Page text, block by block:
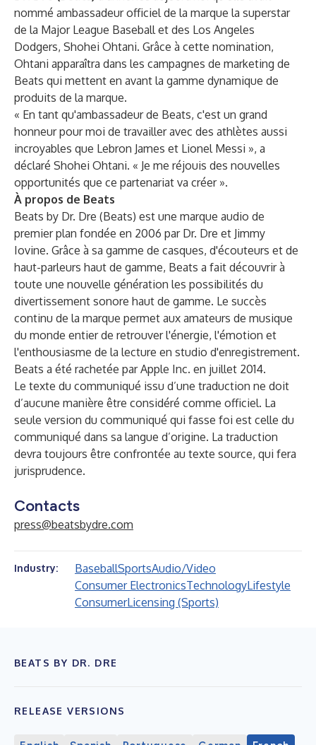
nommé ambassadeur officiel de la marque la superstar
de la Major League Baseball et des Los Angeles
Dodgers, Shohei Ohtani. Grâce à cette nomination,
Ohtani apparaîtra dans les campagnes de marketing de
Beats qui mettent en avant la gamme dynamique de
produits de la marque.
« En tant qu'ambassadeur de Beats, c'est un grand
honneur pour moi de travailler avec des athlètes aussi
incroyables que Lebron James et Lionel Messi », a
déclaré Shohei Ohtani. « Je me réjouis des nouvelles
opportunités que ce partenariat va créer ».
À propos de Beats
Beats by Dr. Dre (Beats) est une marque audio de
premier plan fondée en 2006 par Dr. Dre et Jimmy
Iovine. Grâce à sa gamme de casques, d'écouteurs et de
haut-parleurs haut de gamme, Beats a fait découvrir à
toute une nouvelle génération les possibilités du
divertissement sonore haut de gamme. Le succès
continu de la marque permet aux amateurs de musique
du monde entier de retrouver l'énergie, l'émotion et
l'enthousiasme de la lecture en studio d'enregistrement.
Beats a été rachetée par Apple Inc. en juillet 2014.
Le texte du communiqué issu d’une traduction ne doit
d’aucune manière être considéré comme officiel. La
seule version du communiqué qui fasse foi est celle du
communiqué dans sa langue d’origine. La traduction
devra toujours être confrontée au texte source, qui fera
jurisprudence.
Contacts
press@beatsbydre.com
Industry: BaseballSportsAudio/Video
Consumer ElectronicsTechnologyLifestyle
ConsumerLicensing (Sports)
BEATS BY DR. DRE
RELEASE VERSIONS